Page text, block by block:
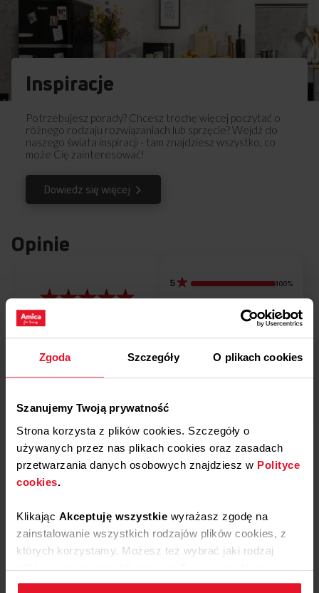
Zgoda Szczegóły O plikach cookies
Szanujemy Twoją prywatność
Strona korzysta z plików cookies. Szczegóły o
używanych przez nas plikach cookies oraz zasadach
przetwarzania danych osobowych znajdziesz w Polityce
cookies.
Klikając Akceptuję wszystkie wyrażasz zgodę na
zainstalowanie wszystkich rodzajów plików cookies, z
których korzystamy. Możesz też wybrać jaki rodzaj
plików cookies zainstalujemy na Twoim urządzeniu,
klikającZmień ustawienia.
Inspiracje
Potrzebujesz porady? Chcesz trochę więcej poczytać o
różnego rodzaju rozwiązaniach lub sprzęcie? Wejdź do
naszego świata inspiracji - tam znajdziesz wszystko, co
może Cię zainteresować!
Dowiedz się więcej
Opinie
1opinii klientów
zebranych i zweryfikowanych przez
5 100%
0%
3 0%
2
Podziel się
swoją opinią o
Uszczelka dolna APS1019
Jak zbieramy opinie?
Opinie klientów